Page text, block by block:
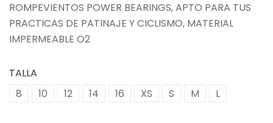
ROMPEVIENTOS POWER BEARINGS, APTO PARA TUS
PRACTICAS DE PATINAJE Y CICLISMO, MATERIAL
IMPERMEABLE O2
TALLA
8
10 12 14 16 XS S M L